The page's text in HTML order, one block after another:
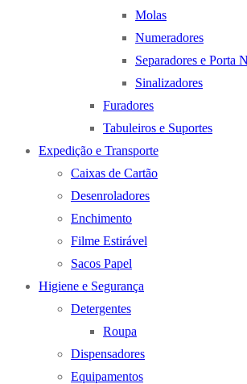
Molas
Numeradores
Separadores e Porta
Sinalizadores
Furadores
Tabuleiros e Suportes
Expedição e Transporte
Caixas de Cartão
Desenroladores
Enchimento
Filme Estirável
Sacos Papel
Higiene e Segurança
Detergentes
Roupa
Dispensadores
Equipamentos